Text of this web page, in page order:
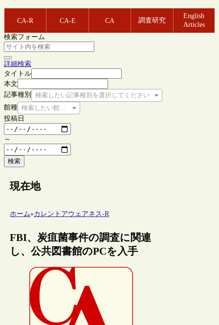
CA-R CA-E CA 調査研究
English
Articles
検索フォーム
詳細検索
タイトル
本文
記事種別
検索したい記事種別を選択してください
館種 検索したい館種を選択してください
投稿日
～
検索
現在地
ホーム»カレントアウェアネス-R
FBI、炭疽菌事件の調査に関連
し、公共図書館のPCを入手